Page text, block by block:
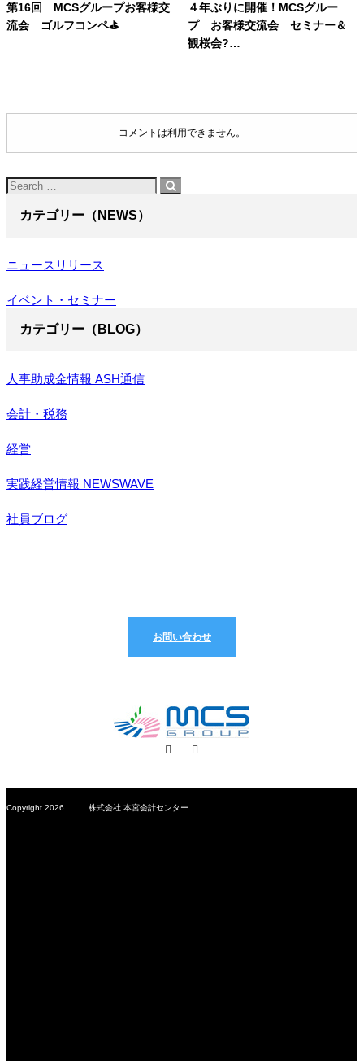
第16回 MCSグループお客様交
流会 ゴルフコンペ⛳
４年ぶりに開催！MCSグルー
プ お客様交流会 セミナー＆
観桜会?…
コメントは利用できません。
カテゴリー（NEWS）
ニュースリリース
イベント・セミナー
カテゴリー（BLOG）
人事助成金情報 ASH通信
会計・税務
経営
実践経営情報 NEWSWAVE
社員ブログ
お問い合わせ
Facebook
Copyright 2026 株式会社 本宮会計センター